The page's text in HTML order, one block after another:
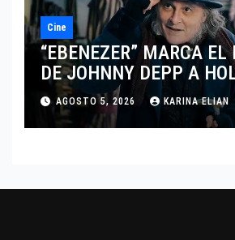
Cine
“EBENEZER” MARCA EL
DE JOHNNY DEPP A
TRAS SU PASO POR EL
INDEPENDIENTE
AGOSTO 5, 2026 KARINA ELIAN